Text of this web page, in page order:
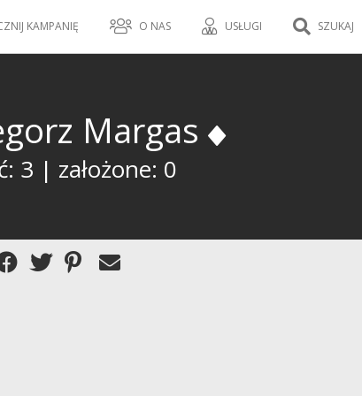
KAMPANIĘ O NAS USŁUGI SZUKAJ
Margas
3 | założone: 0